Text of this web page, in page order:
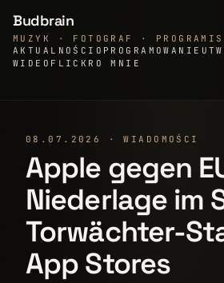
Budbrain
MUZYK · FOTOGRAF ·
AKTUALNOŚCI OPROGRAMOWANIE
WIDEO FLICKR O MNIE
08.07.2026 · WIADOMOŚCI
Apple gegen
Niederlage im
Torwächter-
App Stores